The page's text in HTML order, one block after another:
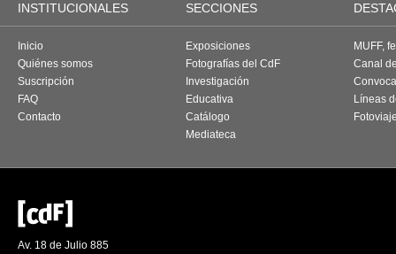
INSTITUCIONALES SECCIONES
Inicio
Quiénes somos
Suscripción
FAQ
Contacto
Exposiciones
Fotografías del CdF
Investigación
Educativa
Catálogo
Mediateca
MUFF,
Canal
Líneas
Av. 18 de Julio 885